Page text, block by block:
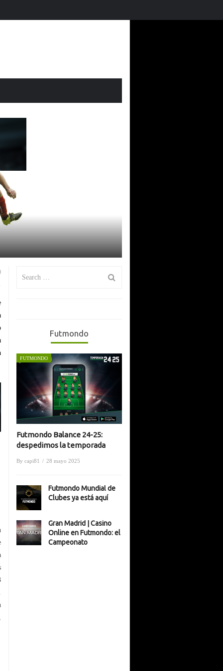
Futmondo
FUTMONDO
Futmondo Balance 24-25:
despedimos la temporada
By capi81 / 28 mayo 2025
Futmondo Mundial de
Clubes ya está aquí
Gran Madrid | Casino
Online en Futmondo: el
Campeonato